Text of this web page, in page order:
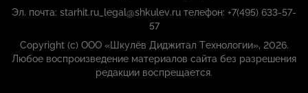
Эл. почта: starhit.ru_legal@shkulev.ru телефон: +7(495) 633-57-
57
Copyright (с) ООО «Шкулёв Диджитал Технологии», 2026.
Любое воспроизведение материалов сайта без разрешения
редакции воспрещается.